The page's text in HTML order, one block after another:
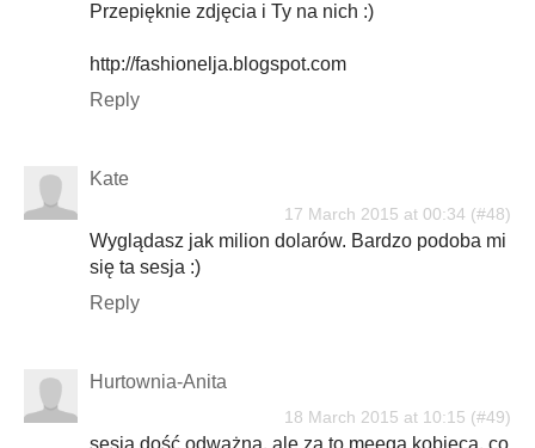
Przepięknie zdjęcia i Ty na nich :)
http://fashionelja.blogspot.com
Reply
Kate
17 March 2015 at 00:34
Wyglądasz jak milion dolarów. Bardzo podoba mi
się ta sesja :)
Reply
Hurtownia-Anita
18 March 2015 at 10:15